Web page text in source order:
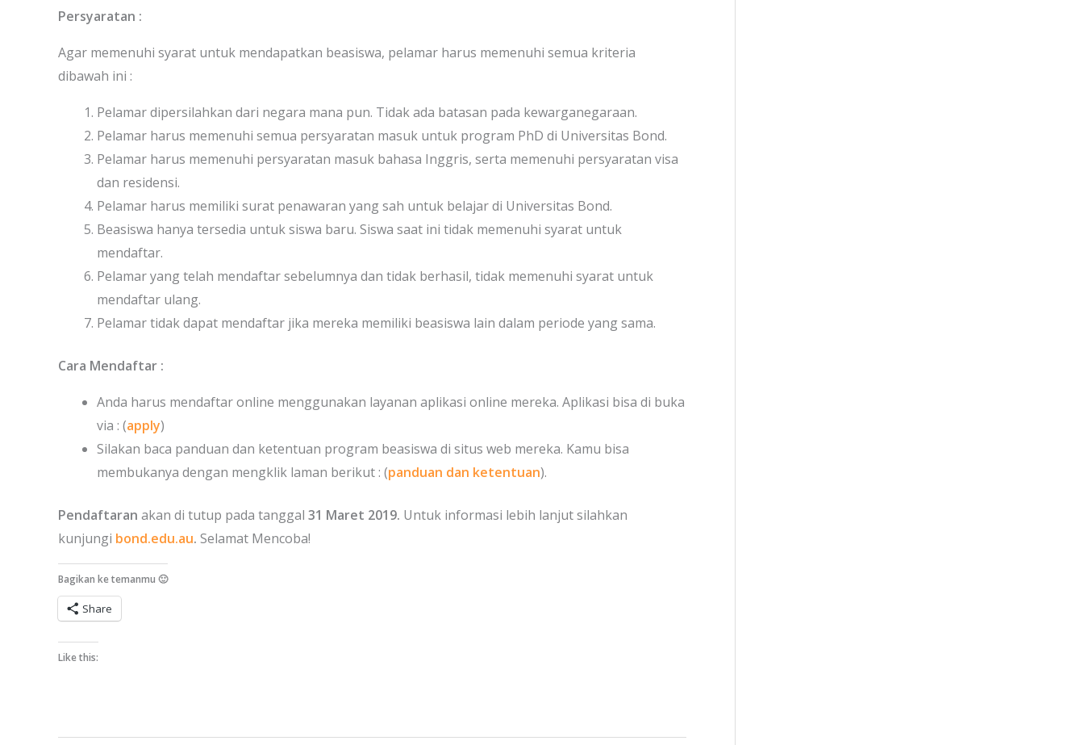
Persyaratan :
Agar memenuhi syarat untuk mendapatkan beasiswa, pelamar harus memenuhi semua kriteria
dibawah ini :
Pelamar dipersilahkan dari negara mana pun. Tidak ada batasan pada kewarganegaraan.
Pelamar harus memenuhi semua persyaratan masuk untuk program PhD di Universitas Bond.
Pelamar harus memenuhi persyaratan masuk bahasa Inggris, serta memenuhi persyaratan visa
dan residensi.
Pelamar harus memiliki surat penawaran yang sah untuk belajar di Universitas Bond.
Beasiswa hanya tersedia untuk siswa baru. Siswa saat ini tidak memenuhi syarat untuk
mendaftar.
Pelamar yang telah mendaftar sebelumnya dan tidak berhasil, tidak memenuhi syarat untuk
mendaftar ulang.
Pelamar tidak dapat mendaftar jika mereka memiliki beasiswa lain dalam periode yang sama.
Cara Mendaftar :
Anda harus mendaftar online menggunakan layanan aplikasi online mereka. Aplikasi bisa di buka
via : (apply)
Silakan baca panduan dan ketentuan program beasiswa di situs web mereka. Kamu bisa
membukanya dengan mengklik laman berikut : (panduan dan ketentuan).
Pendaftaran akan di tutup pada tanggal 31 Maret 2019. Untuk informasi lebih lanjut silahkan
kunjungi bond.edu.au. Selamat Mencoba!
Bagikan ke temanmu 🙂
Share
Like this: